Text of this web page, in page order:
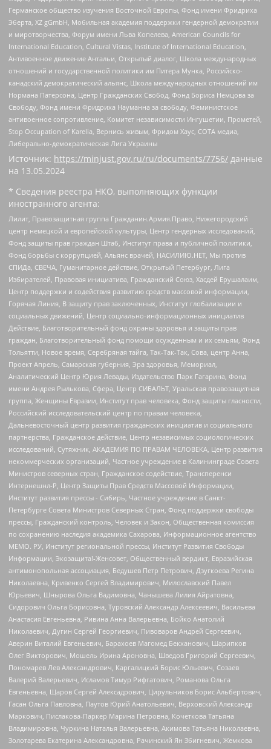
Германское общество изучения Восточной Европы, Фонд имени Фридриха
Эберта, XZ gGmbH, Мобильная академия поддержки гендерной демократии
и миротворчества, Форум имени Льва Копелева, American Councils for
International Education, Cultural Vistas, Institute of International Education,
Антивоенное движение Антальи, Открытый диалог, Школа международных
отношений и государственной политики им Питера Мунка, Российско-
канадский демократический альянс, Школа международных отношений им
Нормана Патерсона, Центр Гражданских Свобод, Фонд Бориса Немцова за
Свободу, Фонд имени Фридриха Науманна за свободу, Феминистское
антивоенное сопротивление, Комитет независимости Ингушетии, Прометей,
Stop Occupation of Karelia, Вернись живым, Фридом Хаус, СОТА медиа,
Либерально-демократическая Лига Украины
Источник: https://minjust.gov.ru/ru/documents/7756/ данные
на 13.05.2024
* Сведения реестра НКО, выполняющих функции
иностранного агента:
Лилит, Правозащитная группа Гражданин.Армия.Право, Нижегородский
центр немецкой и европейской культуры, Центр гендерных исследований,
Фонд защиты прав граждан Штаб, Институт права и публичной политики,
Фонд борьбы с коррупцией, Альянс врачей, НАСИЛИЮ.НЕТ, Мы против
СПИДа, СВЕЧА, Гуманитарное действие, Открытый Петербург, Лига
Избирателей, Правовая инициатива, Гражданский Союз, Хасдей Ерушалаим,
Центр поддержки и содействия развитию средств массовой информации,
Горячая Линия, В защиту прав заключенных, Институт глобализации и
социальных движений, Центр социально-информационных инициатив
Действие, Благотворительный фонд охраны здоровья и защиты прав
граждан, Благотворительный фонд помощи осужденным и их семьям, Фонд
Тольятти, Новое время, Серебряная тайга, Так-Так-Так, Сова, центр Анна,
Проект Апрель, Самарская губерния, Эра здоровья, Мемориал,
Аналитический Центр Юрия Левады, Издательство Парк Гагарина, Фонд
имени Андрея Рылькова, Сфера, Центр СИБАЛЬТ, Уральская правозащитная
группа, Женщины Евразии, Институт прав человека, Фонд защиты гласности,
Российский исследовательский центр по правам человека,
Дальневосточный центр развития гражданских инициатив и социального
партнерства, Гражданское действие, Центр независимых социологических
исследований, Сутяжник, АКАДЕМИЯ ПО ПРАВАМ ЧЕЛОВЕКА, Центр развития
некоммерческих организаций, Частное учреждение в Калининграде Совета
Министров северных стран, Гражданское содействие, Трансперенси
Интернешнл-Р, Центр Защиты Прав Средств Массовой Информации,
Институт развития прессы - Сибирь, Частное учреждение в Санкт-
Петербурге Совета Министров Северных Стран, Фонд поддержки свободы
прессы, Гражданский контроль, Человек и Закон, Общественная комиссия
по сохранению наследия академика Сахарова, Информационное агентство
МЕМО. РУ, Институт региональной прессы, Институт Развития Свободы
Информации, Экозащита!-Женсовет, Общественный вердикт, Евразийская
антимонопольная ассоциация, Бедушев Петр Петрович, Дзугкоева Регина
Николаевна, Кривенко Сергей Владимирович, Милославский Павел
Юрьевич, Шнырова Ольга Вадимовна, Чанышева Лилия Айратовна,
Сидорович Ольга Борисовна, Туровский Александр Алексеевич, Васильева
Анастасия Евгеньевна, Ривина Анна Валерьевна, Бойко Анатолий
Николаевич, Дугин Сергей Георгиевич, Пивоваров Андрей Сергеевич,
Аверин Виталий Евгеньевич, Барахоев Магомед Бекханович, Шарипков
Олег Викторович, Мошель Ирина Ароновна, Шведов Григорий Сергеевич,
Пономарев Лев Александрович, Каргалицкий Борис Юльевич, Созаев
Валерий Валерьевич, Исламов Тимур Рифгатович, Романова Ольга
Евгеньевна, Щаров Сергей Алексадрович, Цирульников Борис Альбертович,
Гасан Ольга Павловна, Паутов Юрий Анатольевич, Верховский Александр
Маркович, Пислакова-Паркер Марина Петровна, Кочеткова Татьяна
Владимировна, Чуркина Наталья Валерьевна, Акимова Татьяна Николаевна,
Золотарева Екатерина Александровна, Рачинский Ян Збигневич, Жемкова